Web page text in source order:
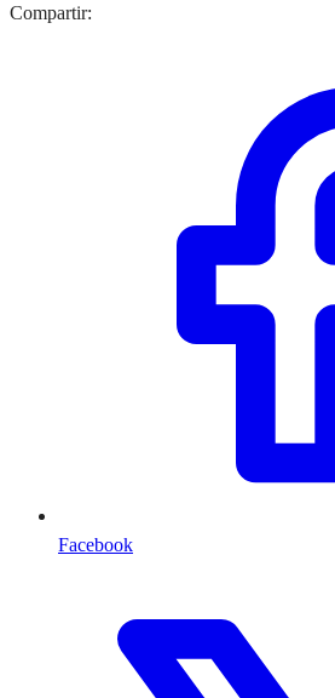
Compartir:
Facebook